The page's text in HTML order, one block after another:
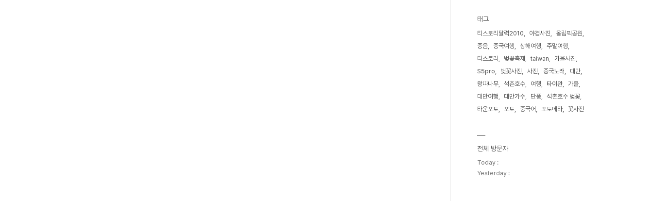
태그
티스토리달력2010 야경사진
올림픽공원
중음
중국여행 상해여행
주말여행
티스토리
벚꽃축제 taiwan
가을사진
S5pro
벚꽃사진 사진 중국노래
대만
왕따나무
석촌호수 여행 타이완
가을
대만여행
대만가수 단풍
석촌호수 벚꽃
타운포토
포토 중국어 포토메타 꽃사진
전체 방문자
Today :
Yesterday :